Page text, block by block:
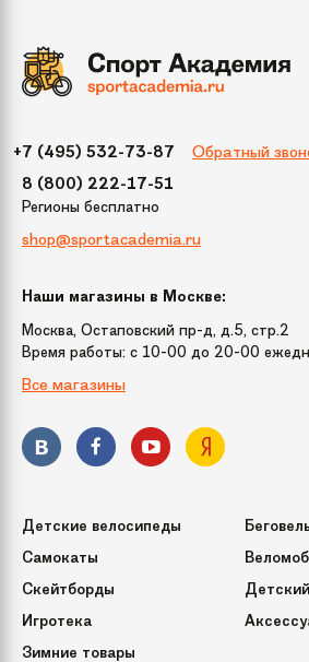
+7 (495) 532-73-87 Обратный
8 (800) 222-17-51
Регионы бесплатно
shop@sportacademia.ru
Наши магазины в Москве:
Москва, Остаповский пр-д, д.5, стр.2
Время работы: c 10-00 до 20-00
Все магазины
Детские велосипеды
Самокаты
Скейтборды
Игротека
Зимние товары